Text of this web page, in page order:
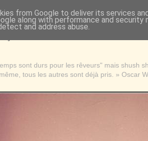
sont durs pour les rêveurs" mais shush
tous les autres sont déjà pris. » Oscar
from Google to deliver its services
along with performance and
and address abuse.